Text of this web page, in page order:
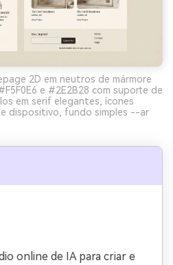
2D em neutros de mármore
e #2E2B28 com suporte de
em serif elegantes, ícones
dispositivo, fundo simples --ar
online de IA para criar e